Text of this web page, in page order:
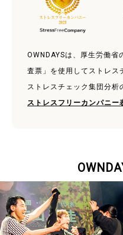
OWNDAYSは、厚生労働省
査票」を使用してストレス
ストレスチェック集団分析
ストレスフリーカンパニー